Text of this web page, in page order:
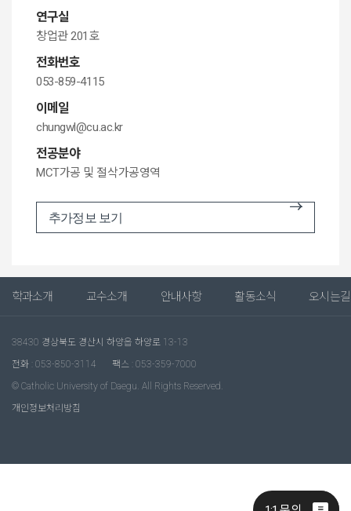
연구실
창업관 201호
전화번호
053-859-4115
이메일
chungwl@cu.ac.kr
전공분야
MCT가공 및 절삭가공영역
추가정보 보기
학과소개 교수소개 안내사항 활동소식 오시는길
38430 경상북도 경산시 하양읍 하양로 13-13
전화 : 053-850-3114
팩스 : 053-359-7000
© Catholic University of Daegu. All Rights Reserved.
개인정보처리방침